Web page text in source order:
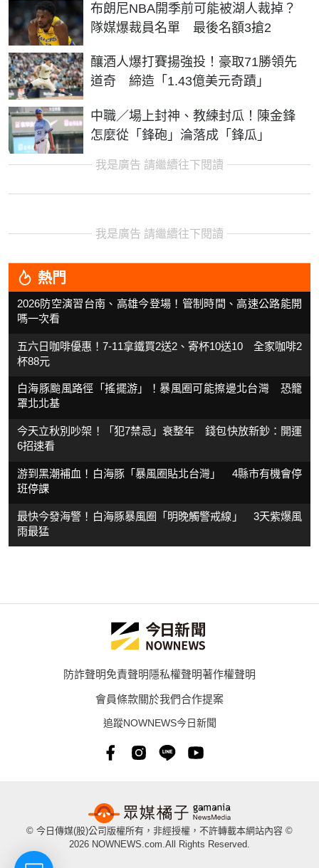
布朗尼NBA開季前可能被湖人裁掉？
隊媒爆裁員名單 最後名額3搶2
釀酒人爆打賽揚強投！豪取71勝領先
道奇 締造「1.43億美元奇蹟」
中職／場上封神、教練封瓜！陳金鋒
怎麼從「鋒砲」淪落成「鋒瓜」
我是廣告 請繼續往下閱讀
我是廣告 請繼續往下閱讀
熱門
2026防空演習台南、高雄今登場！管制時間、高速公路能開
嗎一次看
五六日咖啡優惠！7-11拿鐵買2送2、寄杯10送10 全家咖啡2
杯88元
白海豚颱風路徑「搖擺游」！暴風圈可能擦邊北台灣 恐籠
罩北北基
今天立秋別吵架！「犯7禁忌」衰整年 錢包快放新鈔：開運
6招速看
游到黑潮補血！白海豚「暴風圈貼北台灣」 4縣市有機會停
班停課
最快今發海警！白海豚暴風圈「明晚觸警戒線」 3天紫爆風
雨最猛
防詐聲明免責聲明隱私權聲明著作權聲明
會員條款關於我們合作提案
追蹤NOWNEWS今日新聞
© 今日傳媒(股)公司版權所有，非經授權，不許轉載本網站內容 ©
2026 NOWNEWS.com.All Rights Reserved.